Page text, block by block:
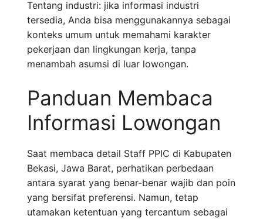
Tentang industri: jika informasi industri
tersedia, Anda bisa menggunakannya sebagai
konteks umum untuk memahami karakter
pekerjaan dan lingkungan kerja, tanpa
menambah asumsi di luar lowongan.
Panduan Membaca
Informasi Lowongan
Saat membaca detail Staff PPIC di Kabupaten
Bekasi, Jawa Barat, perhatikan perbedaan
antara syarat yang benar-benar wajib dan poin
yang bersifat preferensi. Namun, tetap
utamakan ketentuan yang tercantum sebagai